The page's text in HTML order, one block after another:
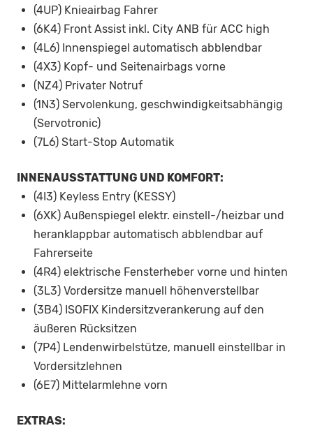
(4UP) Knieairbag Fahrer
(6K4) Front Assist inkl. City ANB für ACC high
(4L6) Innenspiegel automatisch abblendbar
(4X3) Kopf- und Seitenairbags vorne
(NZ4) Privater Notruf
(1N3) Servolenkung, geschwindigkeitsabhängig
(Servotronic)
(7L6) Start-Stop Automatik
INNENAUSSTATTUNG UND KOMFORT:
(4I3) Keyless Entry (KESSY)
(6XK) Außenspiegel elektr. einstell-/heizbar und
heranklappbar automatisch abblendbar auf
Fahrerseite
(4R4) elektrische Fensterheber vorne und hinten
(3L3) Vordersitze manuell höhenverstellbar
(3B4) ISOFIX Kindersitzverankerung auf den
äußeren Rücksitzen
(7P4) Lendenwirbelstütze, manuell einstellbar in
Vordersitzlehnen
(6E7) Mittelarmlehne vorn
EXTRAS: